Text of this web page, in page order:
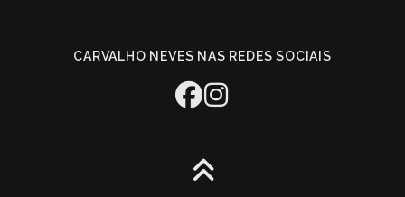
CARVALHO NEVES NAS REDES SOCIAIS